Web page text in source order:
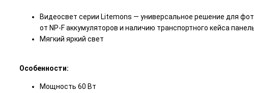
Видеосвет серии Litemons — универсальное решение для
от NP-F аккумуляторов и наличию транспортного кейса
Мягкий яркий свет
Особенности:
Мощность 60 Вт